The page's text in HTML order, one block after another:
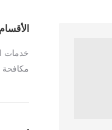
الأقسام
خدمات